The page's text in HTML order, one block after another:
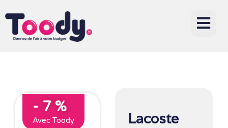
- 7 %
Avec Toody Lacoste